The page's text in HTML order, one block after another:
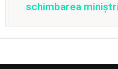
schimbarea